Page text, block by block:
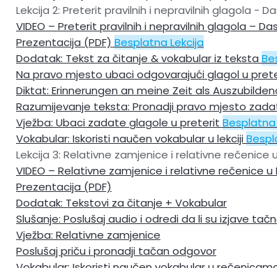
Lekcija 2: Preterit pravilnih i nepravilnih glagola -
VIDEO – Preterit pravilnih i nepravilnih glagola –
Prezentacija (PDF) Besplatna Lekcija
Dodatak: Tekst za čitanje & vokabular iz teksta
Na pravo mjesto ubaci odgovarajući glagol u
Diktat: Erinnerungen an meine Zeit als
Razumijevanje teksta: Pronadji pravo mjesto
Vježba: Ubaci zadate glagole u preterit Besplatna
Vokabular: Iskoristi naučen vokabular u lekciji
Lekcija 3: Relativne zamjenice i relativne rečenice
VIDEO – Relativne zamjenice i relativne rečenice u
Prezentacija (PDF)
Dodatak: Tekstovi za čitanje + Vokabular
Slušanje: Poslušaj audio i odredi da li su izjave
Vježba: Relativne zamjenice
Poslušaj priču i pronadji tačan odgovor